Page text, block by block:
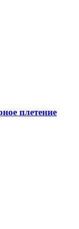
плетение